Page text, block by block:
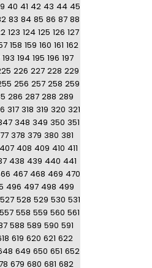
40 41 42 43 44 45
83 84 85 86 87 88
123 124 125 126 127
158 159 160 161 162
193 194 195 196 197
226 227 228 229
256 257 258 259
286 287 288 289
317 318 319 320 321
348 349 350 351
378 379 380 381
407 408 409 410 411
438 439 440 441
467 468 469 470
496 497 498 499
527 528 529 530 531
557 558 559 560 561
588 589 590 591
619 620 621 622
649 650 651 652
679 680 681 682